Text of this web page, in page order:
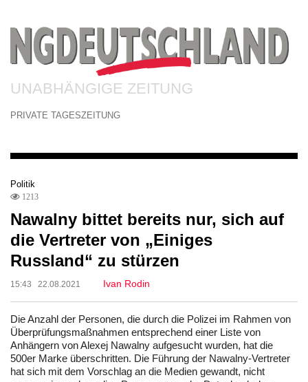
UNABHÄNGIGE ZEITUNG
PRIVATE TAGESZEITUNG
Politik
1213
Nawalny bittet bereits nur, sich auf
die Vertreter von „Einiges
Russland“ zu stürzen
15:43 22.08.2021 Ivan Rodin
Die Anzahl der Personen, die durch die Polizei im Rahmen von
Überprüfungsmaßnahmen entsprechend einer Liste von
Anhängern von Alexej Nawalny aufgesucht wurden, hat die
500er Marke überschritten. Die Führung der Nawalny-Vertreter
hat sich mit dem Vorschlag an die Medien gewandt, nicht